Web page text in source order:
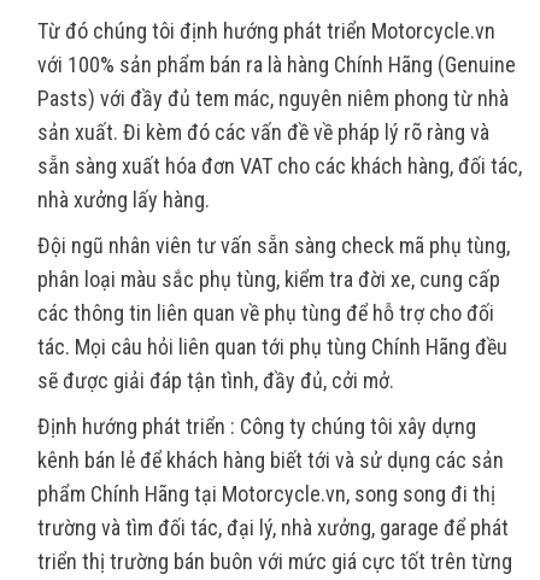
Từ đó chúng tôi định hướng phát triển Motorcycle.vn
với 100% sản phẩm bán ra là hàng Chính Hãng (Genuine
Pasts) với đầy đủ tem mác, nguyên niêm phong từ nhà
sản xuất. Đi kèm đó các vấn đề về pháp lý rõ ràng và
sẵn sàng xuất hóa đơn VAT cho các khách hàng, đối tác,
nhà xưởng lấy hàng.
Đội ngũ nhân viên tư vấn sẵn sàng check mã phụ tùng,
phân loại màu sắc phụ tùng, kiểm tra đời xe, cung cấp
các thông tin liên quan về phụ tùng để hỗ trợ cho đối
tác. Mọi câu hỏi liên quan tới phụ tùng Chính Hãng đều
sẽ được giải đáp tận tình, đầy đủ, cởi mở.
Định hướng phát triển : Công ty chúng tôi xây dựng
kênh bán lẻ để khách hàng biết tới và sử dụng các sản
phẩm Chính Hãng tại Motorcycle.vn, song song đi thị
trường và tìm đối tác, đại lý, nhà xưởng, garage để phát
triển thị trường bán buôn với mức giá cực tốt trên từng